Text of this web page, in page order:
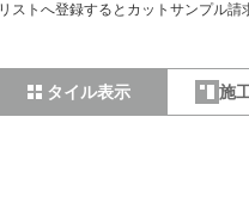
トへ登録するとカットサンプル請
タイル表示 施